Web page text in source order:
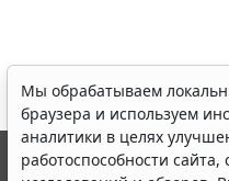
Мы обрабатываем
браузера и используем
аналитики в целях
работоспособности сайта,